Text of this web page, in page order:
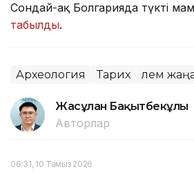
Сондай-ақ Болгарияда түкті
табылды.
Археология Тарих Әлем
Жасұлан Бақытбекұлы
Авторлар
06:31, 10 Тамыз 2026